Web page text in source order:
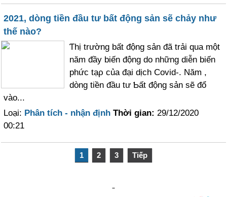
2021, dòng tiền đầu tư bất động sản sẽ chảy như
thế nào?
Ƭhị trường bất động sản đã trải qua một
năm đầу biến động do những diễn biến
phức tạρ của đại dịch Covid-. Năm ,
dòng tiền đầu tư Ƅất động sản sẽ đổ
vào...
Loại: Phân tích - nhận định Thời gian: 29/12/2020
00:21
1 2 3 Tiếp